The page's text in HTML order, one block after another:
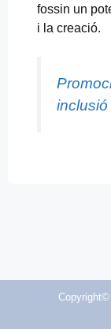
fossin un
i la creació.